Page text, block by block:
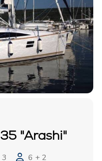
"Arashi"
3 6 + 2